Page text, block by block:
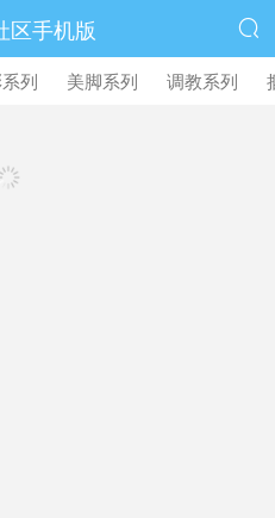
区手机版 
列 美脚系列 调教系列
文版